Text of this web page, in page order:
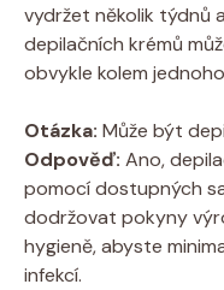
vydržet několik týdnů
depilačních krémů
obvykle kolem
Otázka: Může být
Odpověď: Ano,
pomocí dostupných
dodržovat pokyny
hygieně, abyste
infekcí.